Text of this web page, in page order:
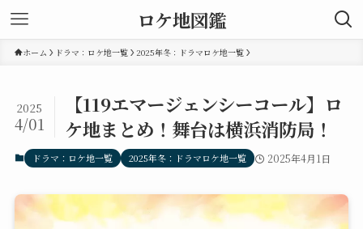
ロケ地図鑑
ホーム ドラマ：ロケ地一覧 2025年冬：ドラマロケ地一覧
【119エマージェンシーコール】ロ
ケ地まとめ！舞台は横浜消防局！
2025
4/01
ドラマ：ロケ地一覧 2025年冬：ドラマロケ地一覧 2025年4月1日